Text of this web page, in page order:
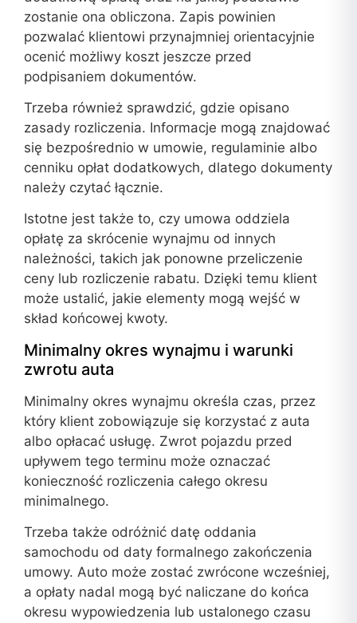
zostanie ona obliczona. Zapis powinien
pozwalać klientowi przynajmniej orientacyjnie
ocenić możliwy koszt jeszcze przed
podpisaniem dokumentów.
Trzeba również sprawdzić, gdzie opisano
zasady rozliczenia. Informacje mogą znajdować
się bezpośrednio w umowie, regulaminie albo
cenniku opłat dodatkowych, dlatego dokumenty
należy czytać łącznie.
Istotne jest także to, czy umowa oddziela
opłatę za skrócenie wynajmu od innych
należności, takich jak ponowne przeliczenie
ceny lub rozliczenie rabatu. Dzięki temu klient
może ustalić, jakie elementy mogą wejść w
skład końcowej kwoty.
Minimalny okres wynajmu i warunki
zwrotu auta
Minimalny okres wynajmu określa czas, przez
który klient zobowiązuje się korzystać z auta
albo opłacać usługę. Zwrot pojazdu przed
upływem tego terminu może oznaczać
konieczność rozliczenia całego okresu
minimalnego.
Trzeba także odróżnić datę oddania
samochodu od daty formalnego zakończenia
umowy. Auto może zostać zwrócone wcześniej,
a opłaty nadal mogą być naliczane do końca
okresu wypowiedzenia lub ustalonego czasu